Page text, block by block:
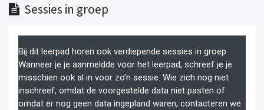
Sessies in groep
Bij dit leerpad horen ook verdiepende sessies in groep.
Wanneer je je aanmeldde voor het leerpad, schreef je je
misschien ook al in voor zo'n sessie. Wie zich nog niet
inschreef, omdat de voorgestelde data niet pasten of
omdat er nog geen data ingepland waren, contacteren we